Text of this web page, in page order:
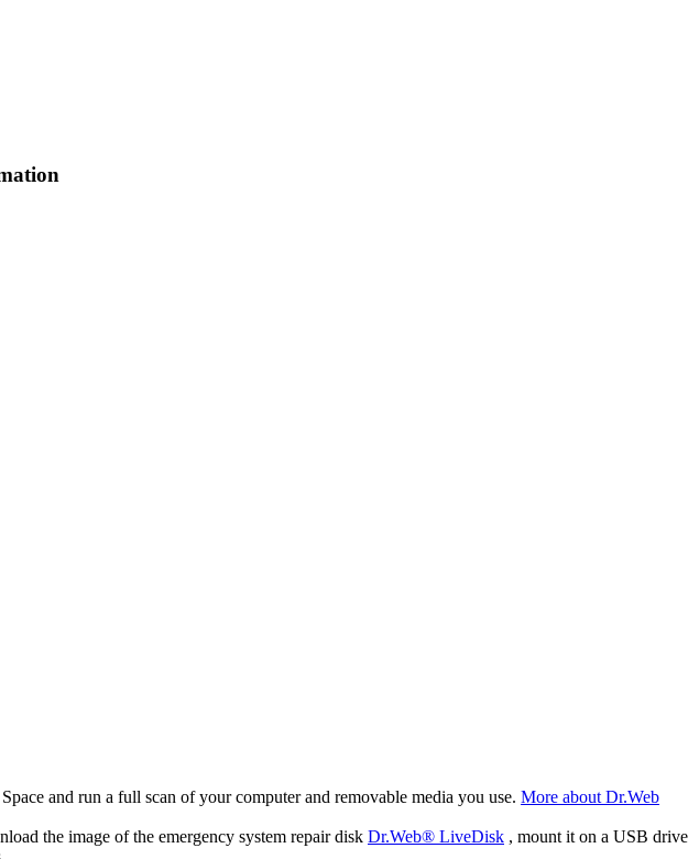
and run a full scan of your computer and removable media you use. More about Dr.Web
the image of the emergency system repair disk Dr.Web® LiveDisk , mount it on a USB drive